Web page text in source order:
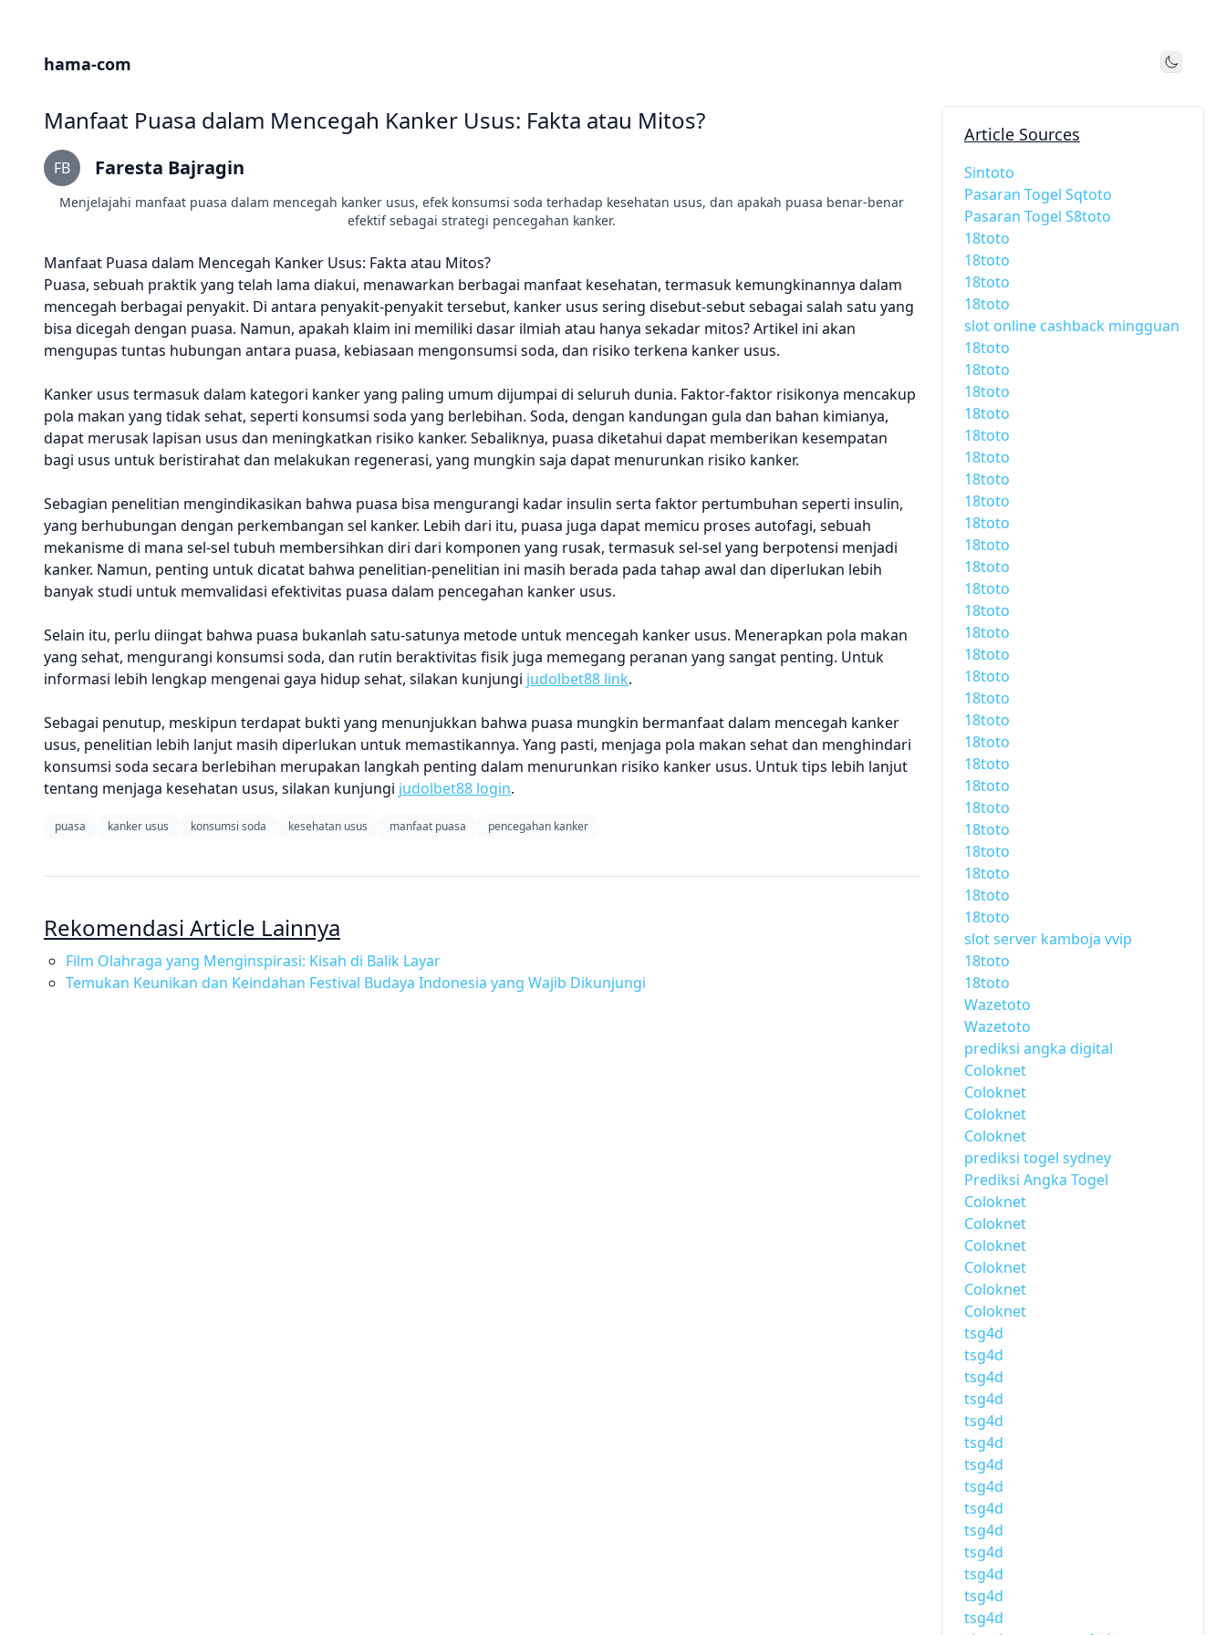
hama-com Toggle
Manfaat Puasa dalam Mencegah Kanker Usus: Fakta atau Mitos?
FB Faresta Bajragin
Menjelajahi manfaat puasa dalam mencegah kanker usus, efek konsumsi soda terhadap kesehatan usus, dan apakah puasa benar-benar
efektif sebagai strategi pencegahan kanker.
Manfaat Puasa dalam Mencegah Kanker Usus: Fakta atau Mitos?
Puasa, sebuah praktik yang telah lama diakui, menawarkan berbagai manfaat kesehatan, termasuk kemungkinannya dalam
mencegah berbagai penyakit. Di antara penyakit-penyakit tersebut, kanker usus sering disebut-sebut sebagai salah satu yang
bisa dicegah dengan puasa. Namun, apakah klaim ini memiliki dasar ilmiah atau hanya sekadar mitos? Artikel ini akan
mengupas tuntas hubungan antara puasa, kebiasaan mengonsumsi soda, dan risiko terkena kanker usus.
Kanker usus termasuk dalam kategori kanker yang paling umum dijumpai di seluruh dunia. Faktor-faktor risikonya mencakup
pola makan yang tidak sehat, seperti konsumsi soda yang berlebihan. Soda, dengan kandungan gula dan bahan kimianya,
dapat merusak lapisan usus dan meningkatkan risiko kanker. Sebaliknya, puasa diketahui dapat memberikan kesempatan
bagi usus untuk beristirahat dan melakukan regenerasi, yang mungkin saja dapat menurunkan risiko kanker.
Sebagian penelitian mengindikasikan bahwa puasa bisa mengurangi kadar insulin serta faktor pertumbuhan seperti insulin,
yang berhubungan dengan perkembangan sel kanker. Lebih dari itu, puasa juga dapat memicu proses autofagi, sebuah
mekanisme di mana sel-sel tubuh membersihkan diri dari komponen yang rusak, termasuk sel-sel yang berpotensi menjadi
kanker. Namun, penting untuk dicatat bahwa penelitian-penelitian ini masih berada pada tahap awal dan diperlukan lebih
banyak studi untuk memvalidasi efektivitas puasa dalam pencegahan kanker usus.
Selain itu, perlu diingat bahwa puasa bukanlah satu-satunya metode untuk mencegah kanker usus. Menerapkan pola makan
yang sehat, mengurangi konsumsi soda, dan rutin beraktivitas fisik juga memegang peranan yang sangat penting. Untuk
informasi lebih lengkap mengenai gaya hidup sehat, silakan kunjungi judolbet88 link.
Sebagai penutup, meskipun terdapat bukti yang menunjukkan bahwa puasa mungkin bermanfaat dalam mencegah kanker
usus, penelitian lebih lanjut masih diperlukan untuk memastikannya. Yang pasti, menjaga pola makan sehat dan menghindari
konsumsi soda secara berlebihan merupakan langkah penting dalam menurunkan risiko kanker usus. Untuk tips lebih lanjut
tentang menjaga kesehatan usus, silakan kunjungi judolbet88 login.
puasa kanker usus konsumsi soda kesehatan usus manfaat puasa pencegahan kanker
Rekomendasi Article Lainnya
Film Olahraga yang Menginspirasi: Kisah di Balik Layar
Temukan Keunikan dan Keindahan Festival Budaya Indonesia yang Wajib Dikunjungi
Article Sources
Sintoto
Pasaran Togel Sqtoto
Pasaran Togel S8toto
18toto
18toto
18toto
18toto
slot online cashback mingguan
18toto
18toto
18toto
18toto
18toto
18toto
18toto
18toto
18toto
18toto
18toto
18toto
18toto
18toto
18toto
18toto
18toto
18toto
18toto
18toto
18toto
18toto
18toto
18toto
18toto
18toto
18toto
slot server kamboja vvip
18toto
18toto
Wazetoto
Wazetoto
prediksi angka digital
Coloknet
Coloknet
Coloknet
Coloknet
prediksi togel sydney
Prediksi Angka Togel
Coloknet
Coloknet
Coloknet
Coloknet
Coloknet
Coloknet
tsg4d
tsg4d
tsg4d
tsg4d
tsg4d
tsg4d
tsg4d
tsg4d
tsg4d
tsg4d
tsg4d
tsg4d
tsg4d
tsg4d